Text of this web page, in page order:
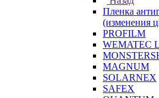
Пленка
(изменения
PROFILM
WEMATEC
MAGNUM
SOLARNEX
SAFEX